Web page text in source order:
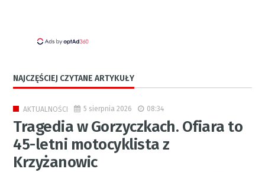
NAJCZĘŚCIEJ CZYTANE ARTYKUŁY
AKTUALNOŚCI 5 sierpnia 2026 08:34
Tragedia w Gorzyczkach. Ofiara to
45-letni motocyklista z
Krzyżanowic